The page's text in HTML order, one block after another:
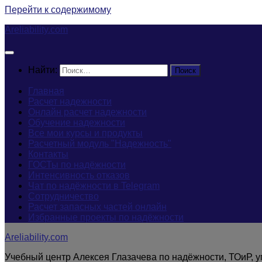
Перейти к содержимому
Areliability.com
Найти:
Главная
Расчет надежности
Онлайн расчет надежности
Обучение надежности
Все мои курсы и продукты
Расчетный модуль "Надежность"
Контакты
ГОСТы по надёжности
Интенсивность отказов
Чат по надёжности в Telegram
Сотрудничество
Расчет запасных частей онлайн
Избранные проекты по надёжности
Areliability.com
Учебный центр Алексея Глазачева по надёжности, ТОиР,